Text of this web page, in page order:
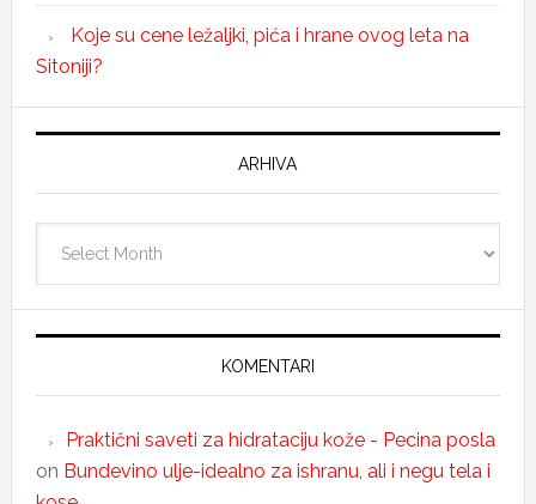
Koje su cene ležaljki, pića i hrane ovog leta na
Sitoniji?
ARHIVA
KOMENTARI
Praktični saveti za hidrataciju kože - Pecina posla
on Bundevino ulje-idealno za ishranu, ali i negu tela i